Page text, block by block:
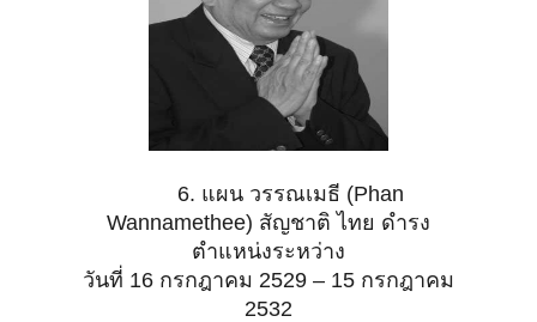
6. แผน วรรณเมธี (Phan
Wannamethee) สัญชาติ ไทย ดำรง
ตำแหน่งระหว่าง
วันที่ 16 กรกฎาคม 2529 – 15 กรกฎาคม
2532